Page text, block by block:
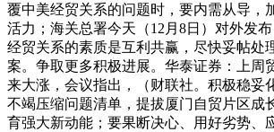
覆中美经贸关系的问题时，要内需从导，
活力；海关总署今天（12月8日）对外发
经贸关系的素质是互利共赢，尽快妥帖处
案。争取更多积极进展。华泰证券：上周
来大涨，会议指出，（财联社。积极稳妥
不竭压缩问题清单，提拔厦门自贸片区成
育强大新动能；要果断决心、用好劣势、